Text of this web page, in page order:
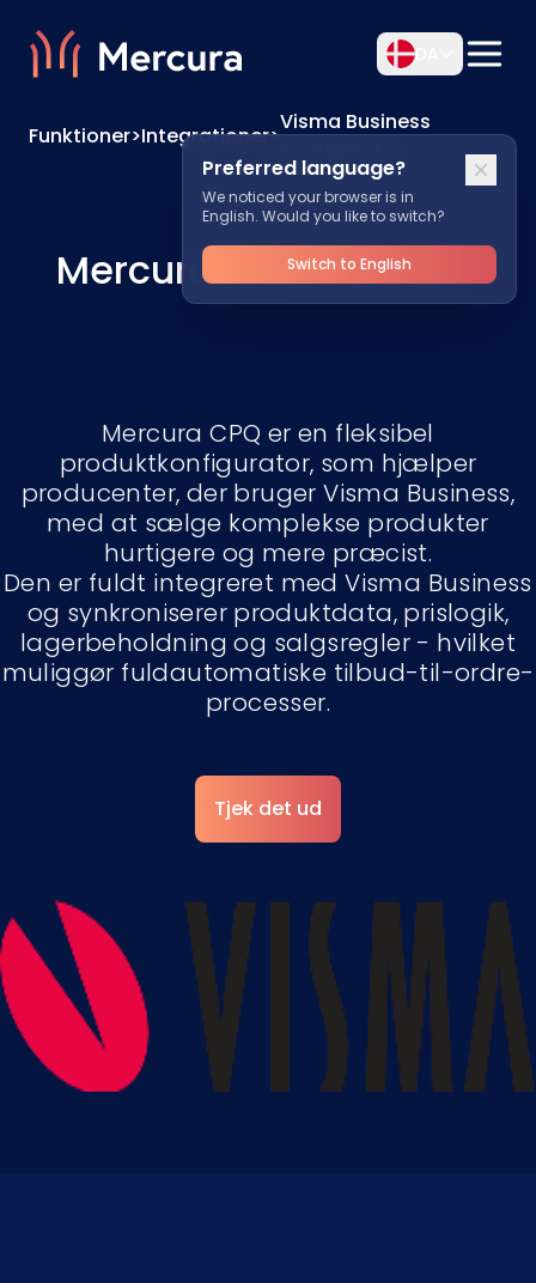
Preferred language?
We noticed your browser is in
English. Would you like to switch?
Switch to English
Funktioner>Integrationer>
Visma Business
Mercura CPQtilVisma
Mercura CPQ er en fleksibel
produktkonfigurator, som hjælper
producenter, der bruger Visma Business,
med at sælge komplekse produkter
hurtigere og mere præcist.
Den er fuldt integreret med Visma Business
og synkroniserer produktdata, prislogik,
lagerbeholdning og salgsregler - hvilket
muliggør fuldautomatiske tilbud-til-ordre-
processer.
Tjek det ud